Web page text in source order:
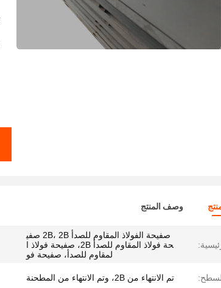
وصف المنتج
صفيحة الفولاذ المقاوم للصدأ 2B، 2B صفي
حة فولاذ المقاوم للصدأ 2B، صفيحة فولاذ ا
لمقاوم للصدأ، صفيحة فو
تم الانتهاء من 2B، وتم الانتهاء من المطحنة